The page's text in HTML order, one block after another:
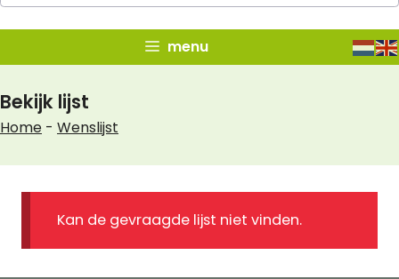
menu
Bekijk lijst
Home - Wenslijst
Kan de gevraagde lijst niet vinden.